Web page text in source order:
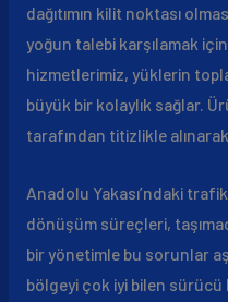
dağıtımın kilit noktası
yoğun talebi karşılamak için
hizmetlerimiz, yüklerin
büyük bir kolaylık sağlar.
tarafından titizlikle
Anadolu Yakası’ndaki
dönüşüm süreçleri,
bir yönetimle bu sorunlar
bölgeyi çok iyi bilen